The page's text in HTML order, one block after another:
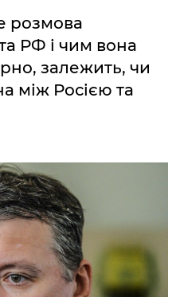
розмова
РФ і чим вона
залежить, чи
між Росією та